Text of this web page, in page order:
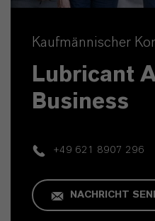
Kaufmännischer
Lubricant
Business
+49 621 8907 296
NACHRICHT